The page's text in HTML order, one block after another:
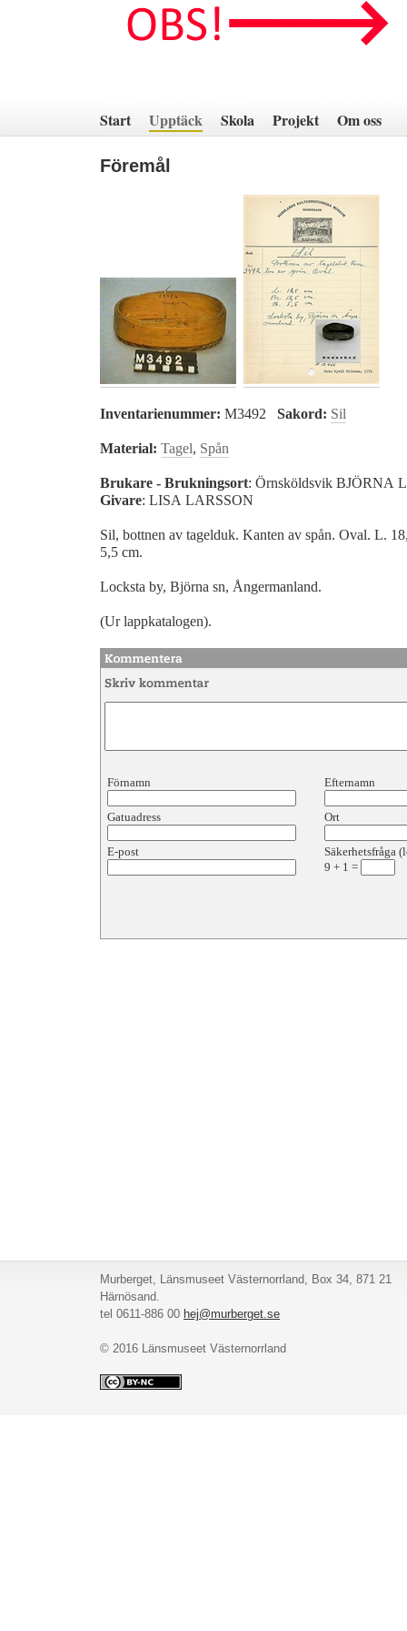
innehåll
Start Upptäck Skola Projekt Om oss
Föremål
Inventarienummer: M3492 Sakord: Sil
Material: Tagel, Spån
Brukare - Brukningsort: Örnsköldsvik BJÖRNA
Givare: LISA LARSSON
Sil, bottnen av tagelduk. Kanten av spån. Oval. L.
5,5 cm.
Locksta by, Björna sn, Ångermanland.
(Ur lappkatalogen).
Förnamn Efternamn
Gatuadress Ort
E-post
Säkerhetsfråga
9 + 1 =
Murberget, Länsmuseet Västernorrland, Box 34, 871 21
Härnösand.
tel 0611-886 00 hej@murberget.se
© 2016 Länsmuseet Västernorrland